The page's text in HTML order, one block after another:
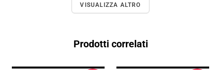
VISUALIZZA ALTRO
Prodotti correlati